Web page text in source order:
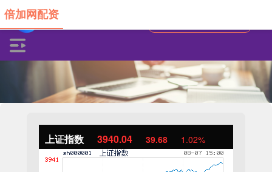
上证指数 3940.04 39.68 1.02%
倍加网配资